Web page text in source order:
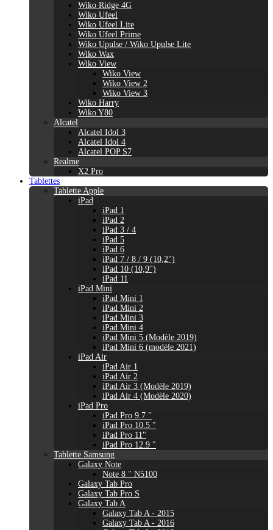
Wiko Ridge 4G
Wiko Ufeel
Wiko Ufeel Lite
Wiko Ufeel Prime
Wiko Upulse / Wiko Upulse Lite
Wiko Wax
Wiko View
Wiko View
Wiko View 2
Wiko View 3
Wiko Harry
Wiko Y80
Alcatel
Alcatel Idol 3
Alcatel Idol 4
Alcatel POP S7
Realme
X2 Pro
Tablettes
Tablette Apple
iPad
iPad 1
iPad 2
iPad 3 / 4
iPad 5
iPad 6
iPad 7 / 8 / 9 (10,2")
iPad 10 (10,9'')
iPad 11
iPad Mini
iPad Mini 1
iPad Mini 2
iPad Mini 3
iPad Mini 4
iPad Mini 5 (Modèle 2019)
iPad Mini 6 (modèle 2021)
iPad Air
iPad Air 1
iPad Air 2
iPad Air 3 (Modèle 2019)
iPad Air 4 (Modèle 2020)
iPad Pro
iPad Pro 9.7 "
iPad Pro 10.5 "
iPad Pro 11"
iPad Pro 12.9 "
Tablette Samsung
Galaxy Note
Note 8 " N5100
Galaxy Tab Pro
Galaxy Tab Pro S
Galaxy Tab A
Galaxy Tab A - 2015
Galaxy Tab A - 2016